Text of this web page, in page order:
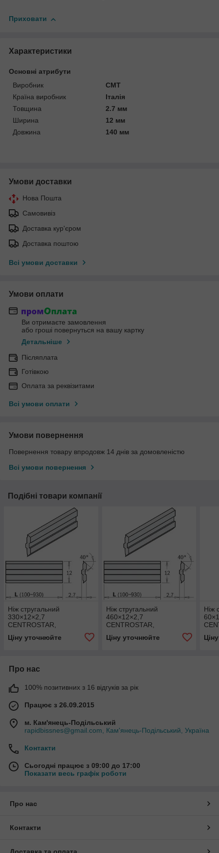
Приховати
Характеристики
Основні атрибути
Виробник
CMT
Країна виробник
Італія
Товщина
2.7 мм
Ширина
12 мм
Довжина
140 мм
Умови доставки
Нова Пошта
Самовивіз
Доставка кур'єром
Доставка поштою
Всі умови доставки
Умови оплати
Ви отримаєте замовлення
або гроші повернуться на вашу картку
Детальніше
Післяплата
Готівкою
Оплата за реквізитами
Всі умови оплати
Умови повернення
Повернення товару впродовж 14 днів за домовленістю
Всі умови повернення
Подібні товари компанії
Ніж стругальний
330×12×2,7
CENTROSTAR,
CMT
Ціну уточнюйте
Ніж стругальний
460×12×2,7
CENTROSTAR,
CMT
Ціну уточнюйте
Ніж
Про нас
100% позитивних з 16 відгуків за рік
Працює з 26.09.2015
м. Кам'янець-Подільський
rapidbissnes@gmail.com, Кам'янець-Подільський, Україна
Контакти
Сьогодні працює з 09:00 до 17:00
Показати весь графік роботи
Про нас
Контакти